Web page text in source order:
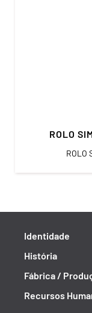
ROLO
ROLO
Identidade
História
Fábrica /
Recursos